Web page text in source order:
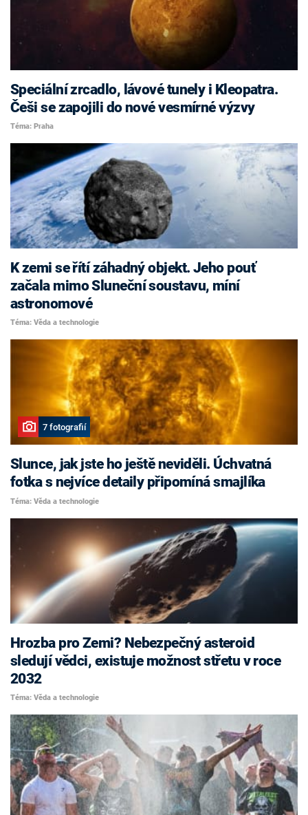
Speciální zrcadlo, lávové tunely i Kleopatra.
Češi se zapojili do nové vesmírné výzvy
Téma: Praha
K zemi se řítí záhadný objekt. Jeho pouť
začala mimo Sluneční soustavu, míní
astronomové
Téma: Věda a technologie
7 fotografií
Slunce, jak jste ho ještě neviděli. Úchvatná
fotka s nejvíce detaily připomíná smajlíka
Téma: Věda a technologie
Hrozba pro Zemi? Nebezpečný asteroid
sledují vědci, existuje možnost střetu v roce
2032
Téma: Věda a technologie